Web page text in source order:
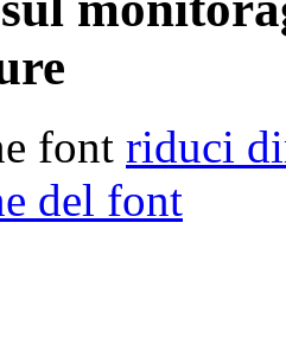
font riduci
del font